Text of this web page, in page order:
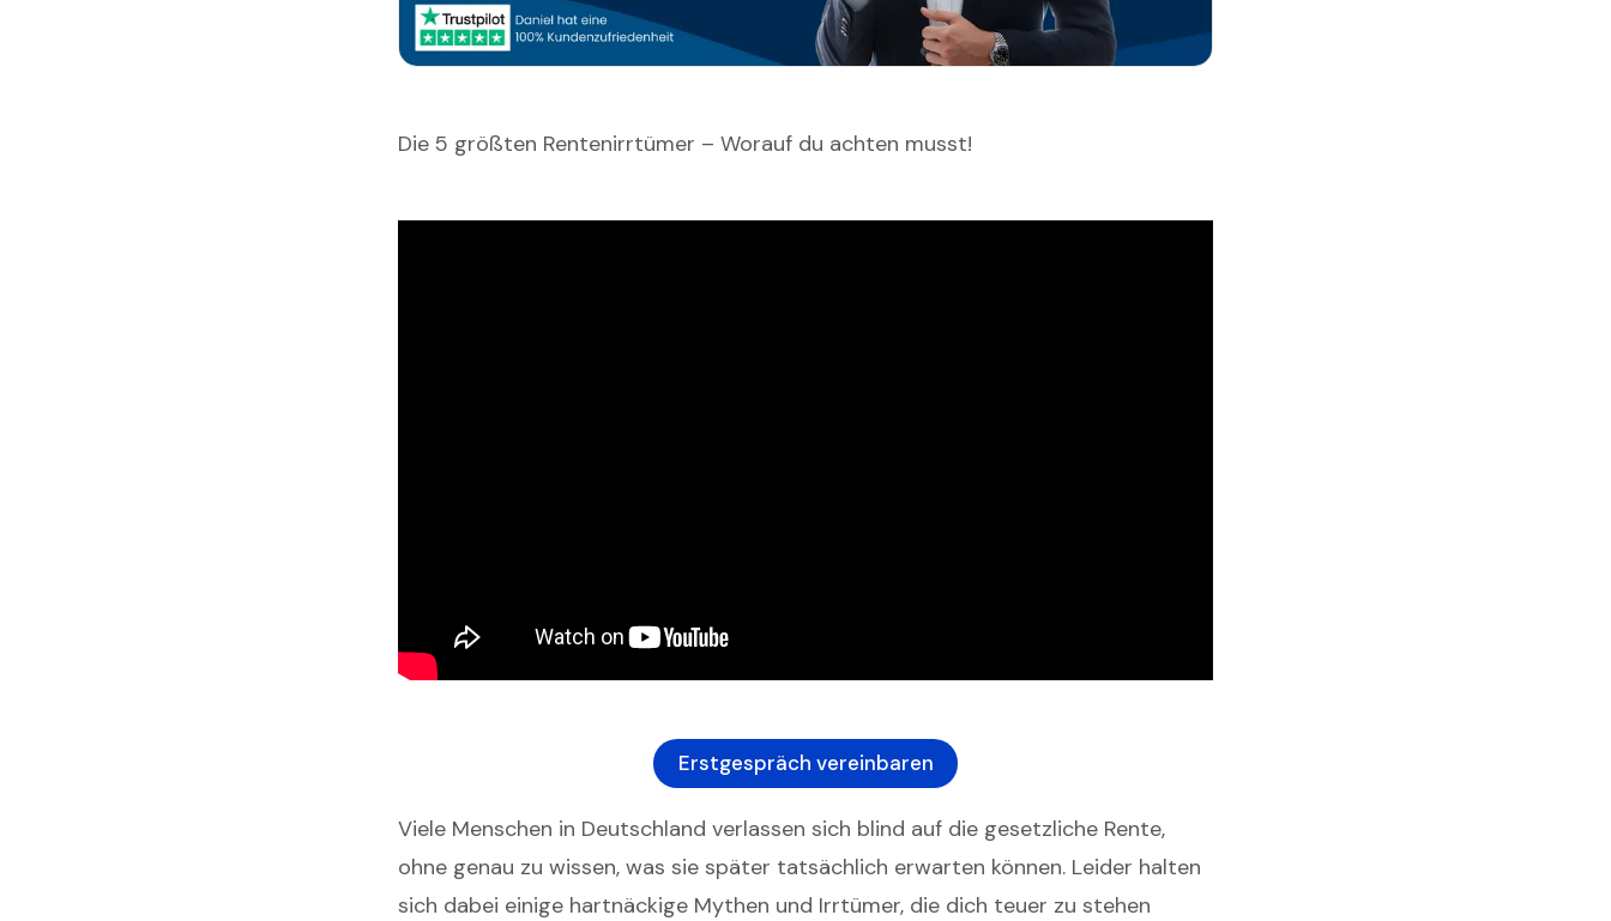
Die 5 größten Rentenirrtümer – Worauf du achten musst!
Erstgespräch vereinbaren
Viele Menschen in Deutschland verlassen sich blind auf die gesetzliche Rente,
ohne genau zu wissen, was sie später tatsächlich erwarten können. Leider halten
sich dabei einige hartnäckige Mythen und Irrtümer, die dich teuer zu stehen